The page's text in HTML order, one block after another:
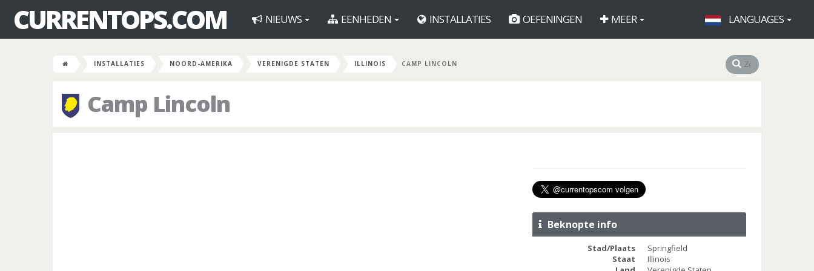
CURRENTOPS.COM NIEUWS EENHEDEN INSTALLATIES OEFENINGEN MEER LANGUAGES
INSTALLATIES NOORD-AMERIKA VERENIGDE STATEN ILLINOIS CAMP LINCOLN
Camp Lincoln
Beknopte info
Stad/Plaats
Springfield
Staat
Illinois